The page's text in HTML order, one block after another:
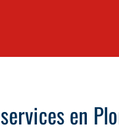
en